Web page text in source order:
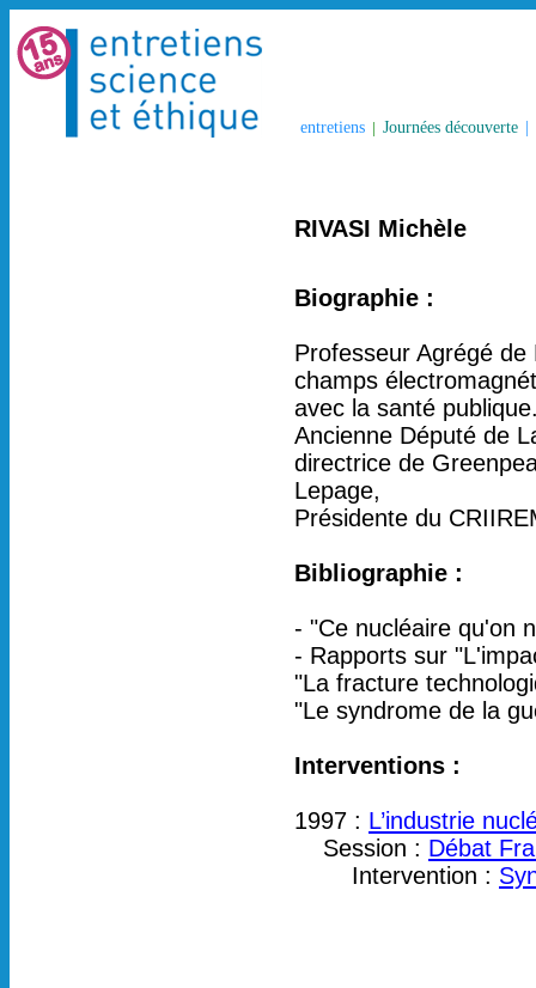
entretiens | Journées découverte
RIVASI Michèle
Biographie :
Professeur Agrégé
champs
avec la santé
Ancienne Député de
directrice de
Lepage,
Présidente du
Bibliographie :
- "Ce nucléaire qu'on
- Rapports sur
"La fracture
"Le syndrome de la
Interventions :
1997 : L’industrie
Session : Débat
Intervention :